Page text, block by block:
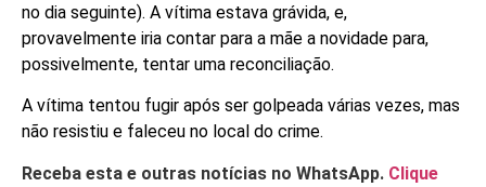
no dia seguinte). A vítima estava grávida, e,
provavelmente iria contar para a mãe a novidade para,
possivelmente, tentar uma reconciliação.
A vítima tentou fugir após ser golpeada várias vezes, mas
não resistiu e faleceu no local do crime.
Receba esta e outras notícias no WhatsApp. Clique